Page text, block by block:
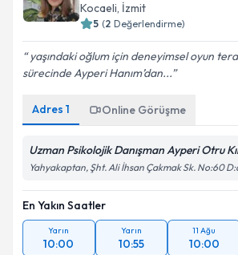
Kocaeli, İzmit
5 (2 Değerlendirme)
yaşındaki oğlum için deneyimsel oyun
sürecinde Ayperi Hanım’dan...
Adres 1 Online Görüşme
Uzman Psikolojik Danışman Ayperi Otru
Yahyakaptan, Şht. Ali İhsan Çakmak Sk. No:60
En Yakın Saatler
Yarın
10:00
Yarın
10:55
11 Ağu
10:00